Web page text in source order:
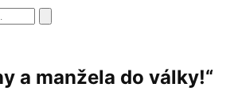
a manžela do války!“